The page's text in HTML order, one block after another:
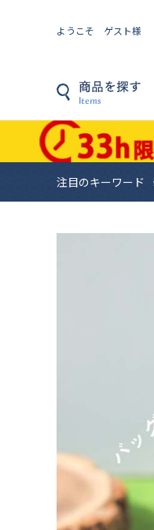
ようこそ ゲスト様
注目のキーワード